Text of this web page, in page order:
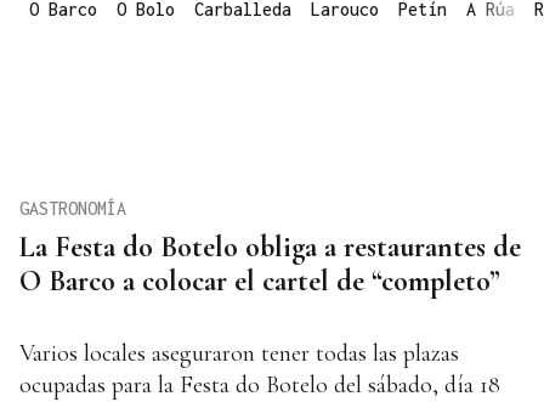
O Barco O Bolo Carballeda Larouco Petín A Rúa
La Festa do Botelo obliga a restaurantes de
O Barco a colocar el cartel de “completo”
GASTRONOMÍA
Varios locales aseguraron tener todas las plazas
ocupadas para la Festa do Botelo del sábado, día 18